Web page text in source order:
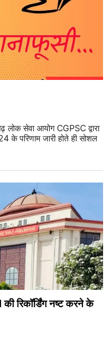
सेवा आयोग CGPSC द्वारा
के परिणाम जारी होते ही सोशल
रिकॉर्डिंग नष्ट करने के